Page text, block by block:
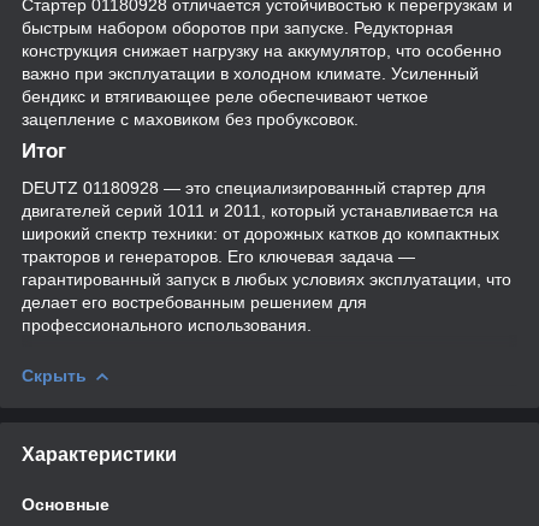
Стартер 01180928 отличается устойчивостью к перегрузкам и
быстрым набором оборотов при запуске. Редукторная
конструкция снижает нагрузку на аккумулятор, что особенно
важно при эксплуатации в холодном климате. Усиленный
бендикс и втягивающее реле обеспечивают четкое
зацепление с маховиком без пробуксовок.
Итог
DEUTZ 01180928 — это специализированный стартер для
двигателей серий 1011 и 2011, который устанавливается на
широкий спектр техники: от дорожных катков до компактных
тракторов и генераторов. Его ключевая задача —
гарантированный запуск в любых условиях эксплуатации, что
делает его востребованным решением для
профессионального использования.
Скрыть
Характеристики
Основные